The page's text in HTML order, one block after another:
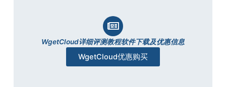
WgetCloud详细评测教程软件下载及优惠信息
WgetCloud优惠购买